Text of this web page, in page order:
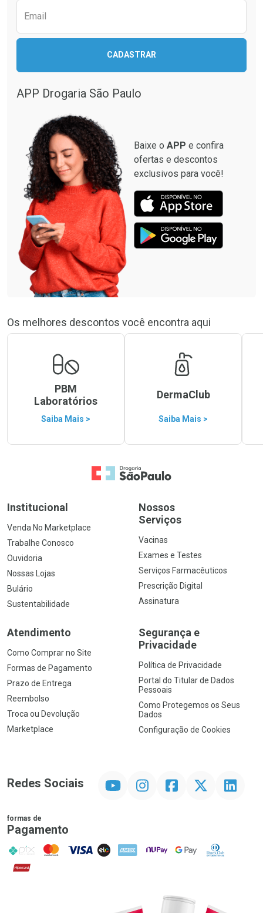
Email
CADASTRAR
APP Drogaria São Paulo
Baixe o APP e confira
ofertas e descontos
exclusivos para você!
Os melhores descontos você encontra aqui
PBM
Laboratórios
Saiba Mais >
DermaClub
Saiba Mais >
Ir para a Home
Institucional
Venda No Marketplace
Trabalhe Conosco
Ouvidoria
Nossas Lojas
Bulário
Sustentabilidade
Nossos
Serviços
Vacinas
Exames e Testes
Serviços Farmacêuticos
Prescrição Digital
Assinatura
Atendimento
Como Comprar no Site
Formas de Pagamento
Prazo de Entrega
Reembolso
Troca ou Devolução
Marketplace
Segurança e
Privacidade
Política de Privacidade
Portal do Titular de Dados
Pessoais
Como Protegemos os Seus
Dados
Configuração de Cookies
Redes Sociais InstagramFacebookTwitter Linkedin
formas de
Pagamento
PIX MasterCard
VISA ELO AMEX NuPay Google PayDiners Club
Hipercard
Promoção em Destaque